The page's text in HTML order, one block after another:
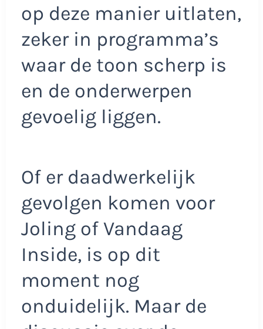
op deze manier uitlaten,
zeker in programma’s
waar de toon scherp is
en de onderwerpen
gevoelig liggen.
Of er daadwerkelijk
gevolgen komen voor
Joling of Vandaag
Inside, is op dit
moment nog
onduidelijk. Maar de